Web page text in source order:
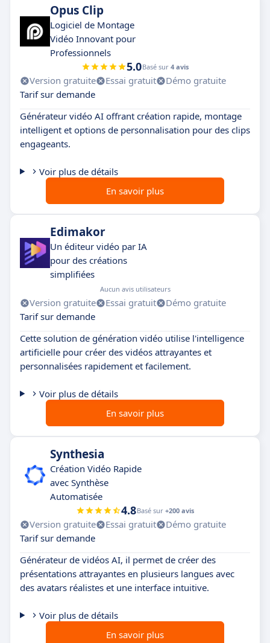
Opus Clip
Logiciel de Montage
Vidéo Innovant pour
Professionnels
5.0Basé sur 4 avis
Version gratuite Essai gratuit
Démo gratuite
Tarif sur demande
Générateur vidéo AI offrant création rapide, montage
intelligent et options de personnalisation pour des clips
engageants.
Voir plus de détails
En savoir plus
Edimakor
Un éditeur vidéo par IA
pour des créations
simplifiées
Aucun avis utilisateurs
Version gratuite Essai gratuit
Démo gratuite
Tarif sur demande
Cette solution de génération vidéo utilise l'intelligence
artificielle pour créer des vidéos attrayantes et
personnalisées rapidement et facilement.
Voir plus de détails
En savoir plus
Synthesia
Création Vidéo Rapide
avec Synthèse
Automatisée
4.8Basé sur +200 avis
Version gratuite Essai gratuit
Démo gratuite
Tarif sur demande
Générateur de vidéos AI, il permet de créer des
présentations attrayantes en plusieurs langues avec
des avatars réalistes et une interface intuitive.
Voir plus de détails
En savoir plus